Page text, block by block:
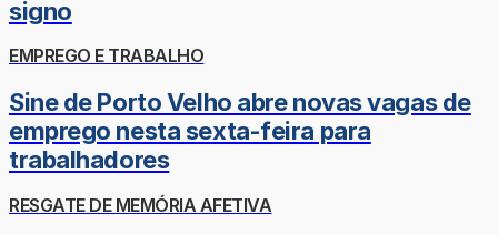
signo
EMPREGO E TRABALHO
Sine de Porto Velho abre novas vagas de
emprego nesta sexta-feira para
trabalhadores
RESGATE DE MEMÓRIA AFETIVA